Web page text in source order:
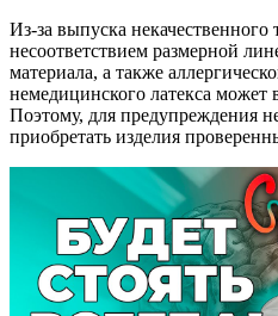
Из-за выпуска некачественного
несоответствием размерной
материала, а также
немедицинского латекса может
Поэтому, для предупреждения
приобретать изделия